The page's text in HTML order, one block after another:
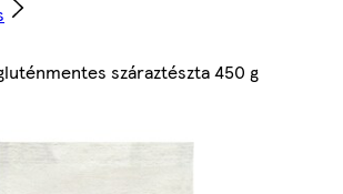
száraztészta 450 g